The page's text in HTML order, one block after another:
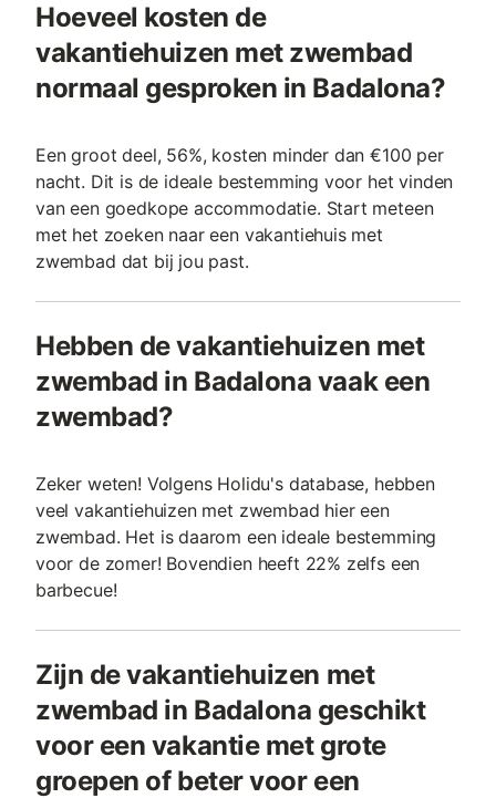
Hoeveel kosten de
vakantiehuizen met zwembad
normaal gesproken in Badalona?
Een groot deel, 56%, kosten minder dan €100 per
nacht. Dit is de ideale bestemming voor het vinden
van een goedkope accommodatie. Start meteen
met het zoeken naar een vakantiehuis met
zwembad dat bij jou past.
Hebben de vakantiehuizen met
zwembad in Badalona vaak een
zwembad?
Zeker weten! Volgens Holidu's database, hebben
veel vakantiehuizen met zwembad hier een
zwembad. Het is daarom een ideale bestemming
voor de zomer! Bovendien heeft 22% zelfs een
barbecue!
Zijn de vakantiehuizen met
zwembad in Badalona geschikt
voor een vakantie met grote
groepen of beter voor een